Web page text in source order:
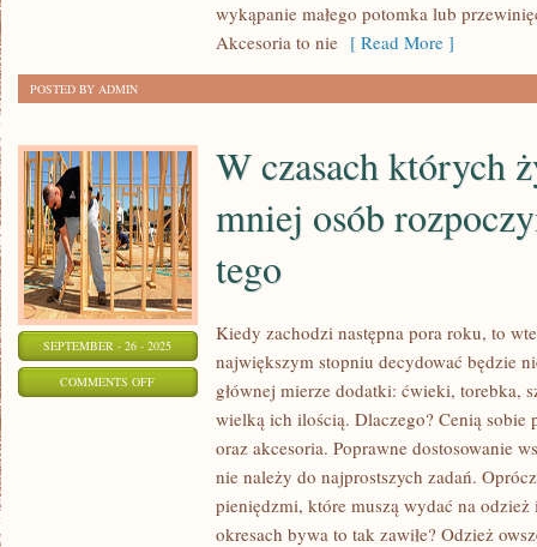
wykąpanie małego potomka lub
Akcesoria to nie [ Read More ]
POSTED BY ADMIN
SEPTEMBER - 26 - 2025
COMMENTS OFFON
W czasach których
mniej osób
tego
Kiedy zachodzi następna pora roku, to
największym stopniu decydować będzie
głównej mierze dodatki: ćwieki, torebka,
wielką ich ilością. Dlaczego? Cenią sobie
oraz akcesoria. Poprawne dostosowanie
nie należy do najprostszych zadań.
pieniędzmi, które muszą wydać na
okresach bywa to tak zawiłe? Odzież